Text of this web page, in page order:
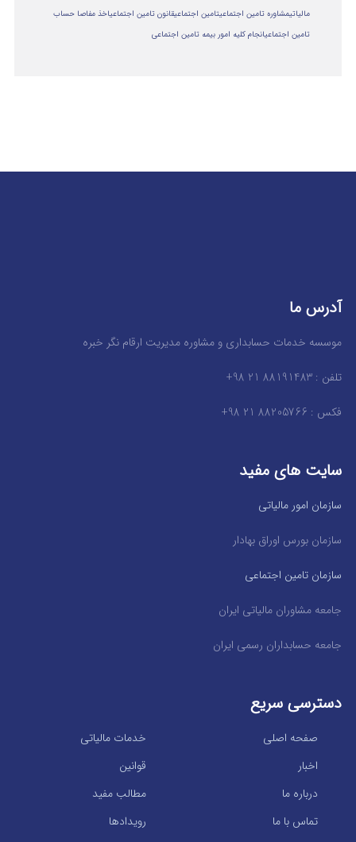
مالياتيمشاوره تامین اجتماعیتامین اجتماعیقانون تامین اجتماعیاخذ مفاصا حساب
تامین اجتماعیانجام کلیه امور بیمه تامین اجتماعی
آدرس ما
موسسه خدمات حسابداری و مشاوره مدیریت ارقام نگر خبره
تلفن : 88191483 21 98+
فکس : 88205766 21 98+
سایت های مفید
سازمان امور مالیاتی
سازمان بورس اوراق بهادار
سازمان تامین اجتماعی
جامعه مشاوران مالیاتی ایران
جامعه حسابداران رسمی ایران
دسترسی سریع
خدمات مالیاتی
صفحه اصلی
قوانین
اخبار
مطالب مفید
درباره ما
رویدادها
تماس با ما